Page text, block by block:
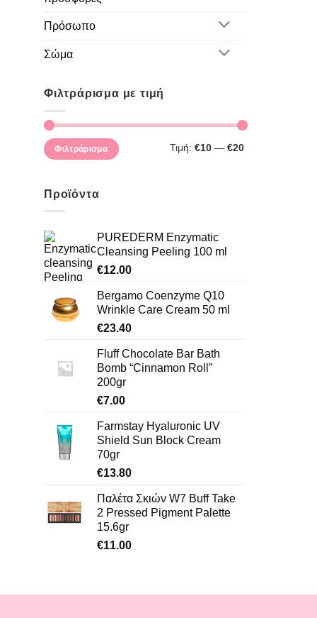
Πρόσωπο
Σώμα
Φιλτράρισμα με τιμή
Ελάχιστη
τιμή
Μέγιστη
τιμήΦιλτράρισμα Τιμή: €10— €20
Προϊόντα
PUREDERM Enzymatic
Cleansing Peeling 100 ml
€12.00
Bergamo Coenzyme Q10
Wrinkle Care Cream 50 ml
€23.40
Fluff Chocolate Bar Bath
Bomb “Cinnamon Roll”
200gr
€7.00
Farmstay Hyaluronic UV
Shield Sun Block Cream
70gr
€13.80
Παλέτα Σκιών W7 Buff Take
2 Pressed Pigment Palette
15.6gr
€11.00